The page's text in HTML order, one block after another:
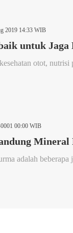
2019 14:33 WIB
untuk Jaga
otot, nutrisi
00:00 WIB
Mineral
adalah beberapa